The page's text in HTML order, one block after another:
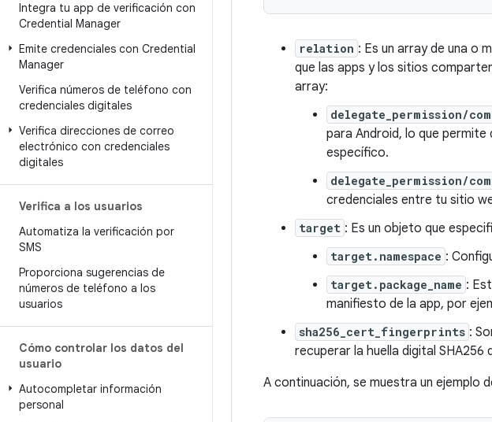
Integra tu app de verificación con
Credential Manager
Emite credenciales con Credential
Manager
Verifica números de teléfono con
credenciales digitales
Verifica direcciones de correo
electrónico con credenciales
digitales
Verifica a los usuarios
Automatiza la verificación por
SMS
Proporciona sugerencias de
números de teléfono a los
usuarios
Cómo controlar los datos del
usuario
Autocompletar información
personal
relation : Es un array de una o
que las apps y los sitios
array:
delegate_permission/
para Android, lo que
específico.
delegate_permission/
credenciales entre tu sitio
target : Es un objeto que
target.namespace :
target.package_name :
manifiesto de la app, por
sha256_cert_fingerprints :
recuperar la huella digital SHA256
A continuación, se muestra un ejemplo